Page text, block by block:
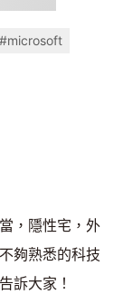
#microsoft
，隱性宅，外
夠熟悉的科技
訴大家！